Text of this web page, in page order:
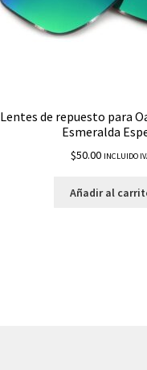
Lentes de repuesto para
Esmeralda
$50.00 INCLUIDO
Añadir al